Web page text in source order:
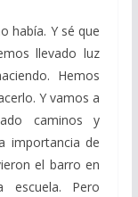
había. Y sé que
llevado luz
Hemos
Y vamos a
caminos y
importancia de
el barro en
Pero